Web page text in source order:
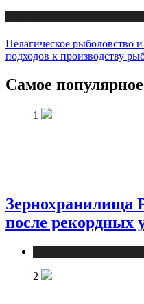
Пелагическое рыболовство
подходов к производству
Самое популярное
1
Зернохранилища
после рекордных
2